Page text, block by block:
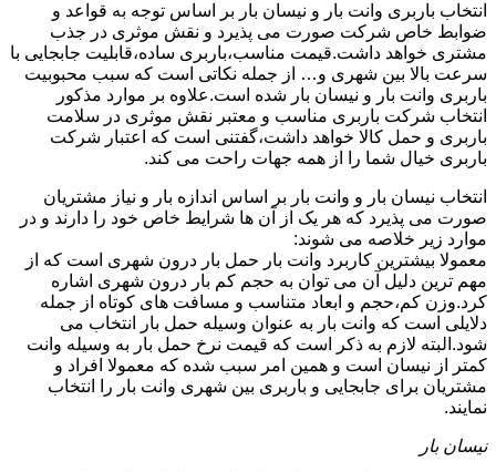
انتخاب باربری وانت بار و نیسان بار بر اساس توجه به قواعد و
ضوابط خاص شرکت صورت می پذیرد و نقش موثری در جذب
مشتری خواهد داشت.قیمت مناسب،باربری ساده،قابلیت جابجایی با
سرعت بالا بین شهری و… از جمله نکاتی است که سبب محبوبیت
باربری وانت بار و نیسان بار شده است.علاوه بر موارد مذکور
انتخاب شرکت باربری مناسب و معتبر نقش موثری در سلامت
باربری و حمل کالا خواهد داشت،گفتنی است که اعتبار شرکت
باربری خیال شما را از همه جهات راحت می کند.
انتخاب نیسان بار و وانت بار بر اساس اندازه بار و نیاز مشتریان
صورت می پذیرد که هر یک از آن ها شرایط خاص خود را دارند و در
موارد زیر خلاصه می شوند:
معمولا بیشترین کاربرد وانت بار حمل بار درون شهری است که از
مهم ترین دلیل آن می توان به حجم کم بار درون شهری اشاره
کرد.وزن کم،حجم و ابعاد متناسب و مسافت های کوتاه از جمله
دلایلی است که وانت بار به عنوان وسیله حمل بار انتخاب می
شود.البته لازم به ذکر است که قیمت نرخ حمل بار به وسیله وانت
کمتر از نیسان است و همین امر سبب شده که معمولا افراد و
مشتریان برای جابجایی و باربری بین شهری وانت بار را انتخاب
نمایند.
نیسان بار